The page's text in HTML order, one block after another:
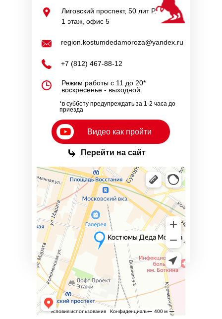
Лиговский проспект, 50 лит Р.
1 этаж, офис 5
region.kostumdedamoroza@yandex.ru
Режим работы с 11 до 20*
воскресенье - выходной
+7 (812) 467-88-12
*в субботу предупреждать за 1-2 часа до
приезда
Видео как пройти
Перейти на сайт
⤷